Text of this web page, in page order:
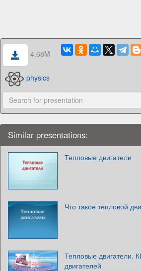
4.68M
physics
Similar presentations:
Тепловые двигатели
Что такое тепловой
Тепловые двигатели.
двигателей